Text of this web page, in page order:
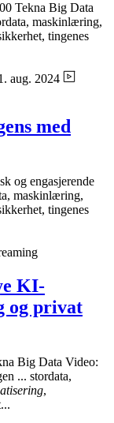
Tekna Big Data
maskinlæring,
tingenes
aug. 2024
med
og engasjerende
maskinlæring,
tingenes
KI-
og privat
Big Data Video:
... stordata,
,